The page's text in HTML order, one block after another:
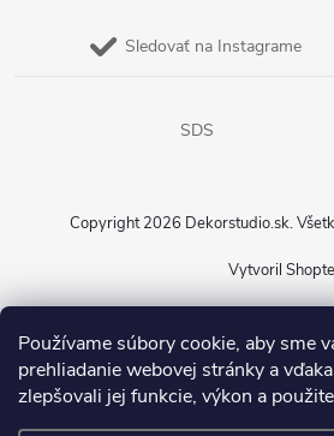
Používame súbory cookie, aby sme
prehliadanie webovej stránky a
zlepšovali jej funkcie, výkon a
Sledovať na Instagrame
SDS
Vytvoril
Copyright 2026 Dekorstudio.sk.